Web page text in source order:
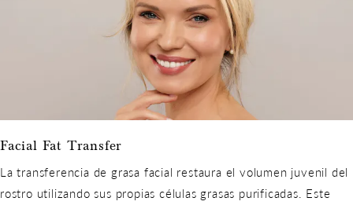
Facial Fat Transfer
La transferencia de grasa facial restaura el volumen juvenil del
rostro utilizando sus propias células grasas purificadas. Este